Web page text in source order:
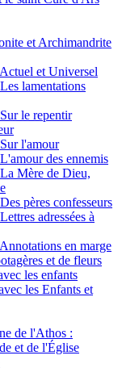
et Archimandrite
et Universel
lamentations
le repentir
l'amour
des ennemis
Mère de Dieu,
pères confesseurs
adressées à
en marge
et de fleurs
les enfants
les Enfants et
de l'Athos :
et de l'Église